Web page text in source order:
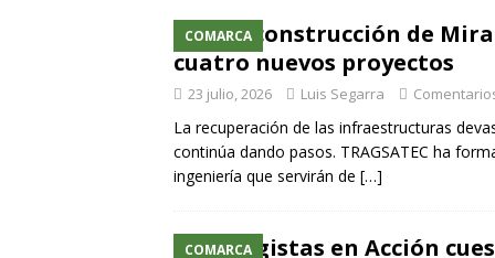
[ 2 agosto, 2026 ] El REBI Cuenca
COMARCA
La reconstrucción de
cuatro nuevos proyectos
23 julio, 2026 Luis Segarra
La recuperación de las infraestructuras
continúa dando pasos. TRAGSATEC ha
ingeniería que servirán de […]
COMARCA
Ecologistas en Acción